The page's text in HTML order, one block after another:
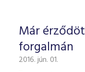
Jelzáloglevél
Vállalati
Azonnali Piac
Részvények
Származékos piac
Részvény szekció
Hitelpapír szekció
BÉT szabályzatok
Alkalmazott
Elszámolás
Részvény és
program
BÉT Xtend -
TŐZSDETAGOK
Tőzsdetagok,
VENDOROK
Már
forgalmán
2016. jún. 01.